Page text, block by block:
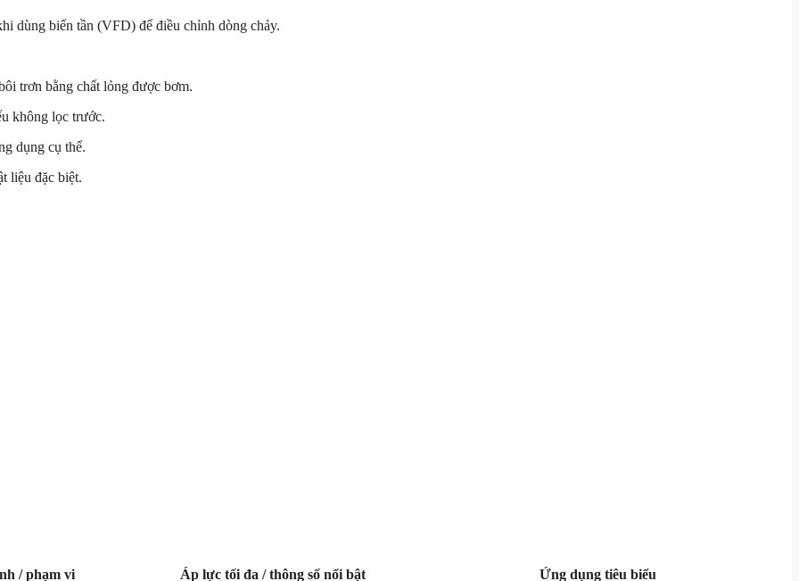
dùng biến tần (VFD) để điều chỉnh dòng chảy.
trơn bằng chất lỏng được bơm.
không lọc trước.
dụng cụ thể.
liệu đặc biệt.
/ phạm vi Áp lực tối đa / thông số nổi bật
Ứng dụng tiêu biểu